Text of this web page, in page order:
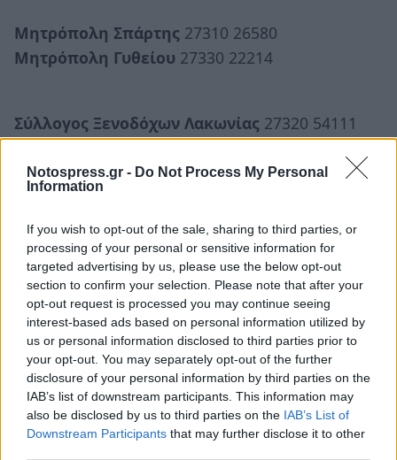
Notospress.gr - Do Not Process My Personal
Information
If you wish to opt-out of the sale, sharing to third parties, or
processing of your personal or sensitive information for
targeted advertising by us, please use the below opt-out
section to confirm your selection. Please note that after your
opt-out request is processed you may continue seeing
interest-based ads based on personal information utilized by
us or personal information disclosed to third parties prior to
your opt-out. You may separately opt-out of the further
disclosure of your personal information by third parties on the
IAB’s list of downstream participants. This information may
also be disclosed by us to third parties on the IAB’s List of
Downstream Participants that may further disclose it to other
Μητρόπολη Σπάρτης 27310 26580
Μητρόπολη Γυθείου 27330 22214
Σύλλογος Ξενοδόχων Λακωνίας 27320 54111
Φούρνος
Γύθειο 27330 23193
Σκάλα 27350 23953
Μολάοι 27320 22565
Νεάπολη 27340 23327
TAGS: ΚΟΙΝΩΝΙΑ